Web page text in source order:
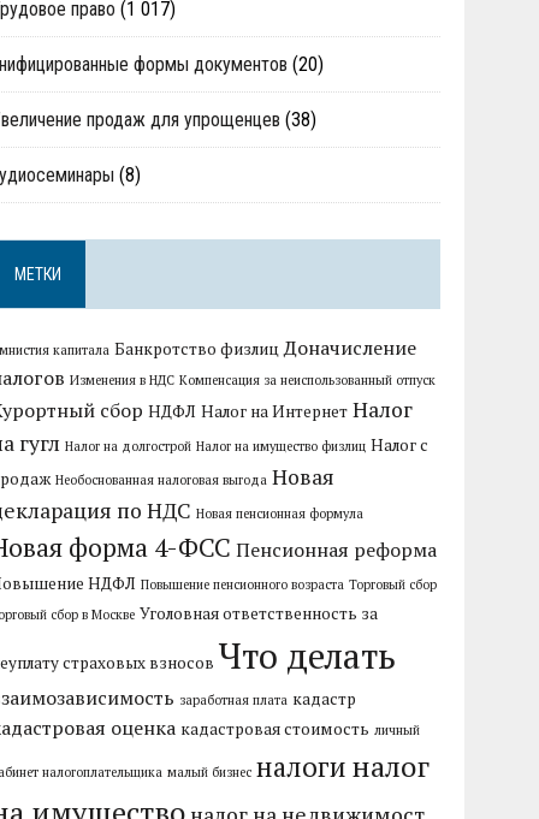
право (1 017)
формы документов (20)
продаж для упрощенцев (38)
(8)
МЕТКИ
капитала Банкротство физлиц Доначисление
Изменения в НДС Компенсация за неиспользованный отпуск
сбор НДФЛ Налог на Интернет Налог
гугл Налог на долгострой Налог на имущество физлиц Налог с
Необоснованная налоговая выгода Новая
по НДС Новая пенсионная формула
форма 4-ФСС Пенсионная реформа
НДФЛ Повышение пенсионного возраста Торговый сбор
сбор в Москве Уголовная ответственность за
страховых взносов Что делать
заработная плата кадастр
оценка кадастровая стоимость личный
налогоплательщика малый бизнес налоги налог